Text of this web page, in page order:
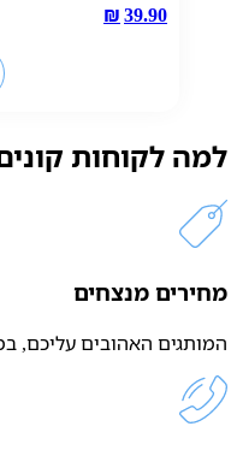
₪39.90
למה לקוחות
מחירים מנצחים
המותגים האהובים עליכם,